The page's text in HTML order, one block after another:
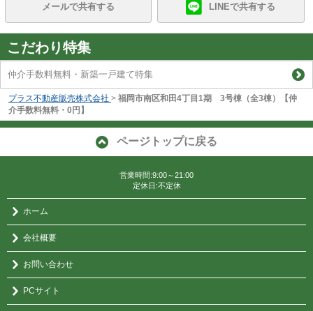
メールで共有する LINEで共有する
こだわり特集
仲介手数料無料・新築一戸建て特集
プラス不動産販売株式会社 > 福岡市南区和田4丁目1期 3号棟（全3棟）【仲
介手数料無料・0円】
ページトップに戻る
営業時間:9:00～21:00
定休日:不定休
ホーム
会社概要
お問い合わせ
PCサイト